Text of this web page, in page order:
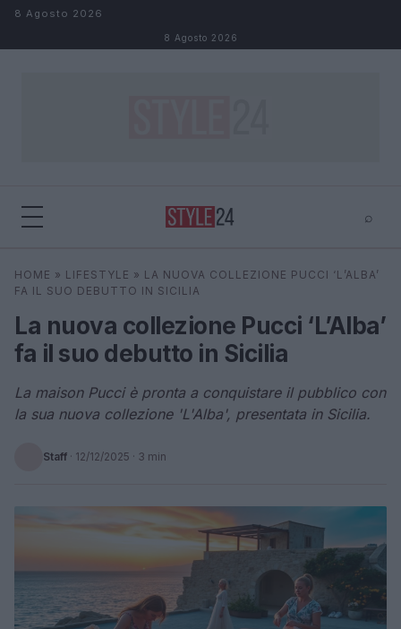
Salta al contenuto
8 Agosto 2026
8 Agosto 2026
⌕
Cerca ⌕ ×
HOME » LIFESTYLE » LA NUOVA COLLEZIONE PUCCI ‘L’ALBA’
FA IL SUO DEBUTTO IN SICILIA
La nuova collezione Pucci ‘L’Alba’
fa il suo debutto in Sicilia
La maison Pucci è pronta a conquistare il pubblico con
la sua nuova collezione 'L'Alba', presentata in Sicilia.
Staff · 12/12/2025 · 3 min